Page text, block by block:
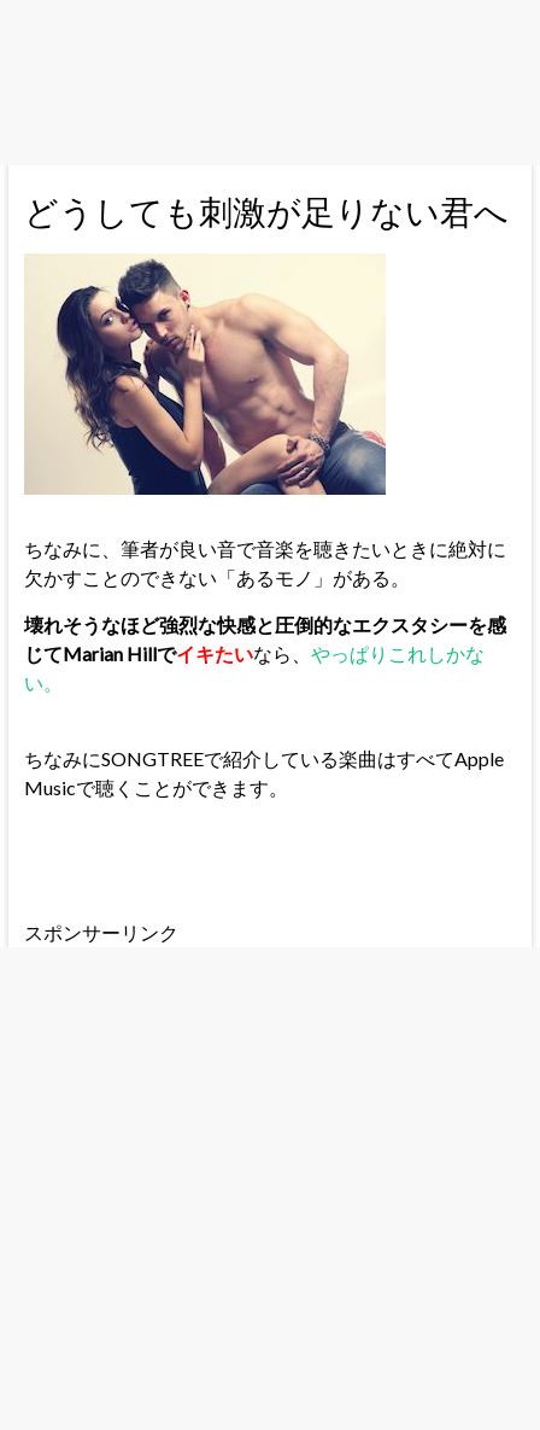
どうしても刺激が足りない君へ
ちなみに、筆者が良い音で音楽を聴きたいときに絶対に
欠かすことのできない「あるモノ」がある。
壊れそうなほど強烈な快感と圧倒的なエクスタシーを感
じてMarian Hillでイキたいなら、 やっぱりこれしかな
い。
ちなみにSONGTREEで紹介している楽曲はすべてApple
Musicで聴くことができます。
スポンサーリンク